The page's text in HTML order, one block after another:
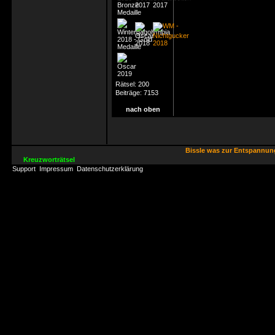
Rätsel: 200
Beiträge: 7153
nach oben
Bissle was zur
Kreuzworträtsel
Support Impressum Datenschutzerklärung